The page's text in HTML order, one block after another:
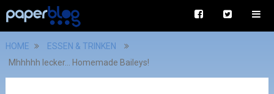
HOME
ESSEN & TRINKEN
Mhhhhh lecker... Homemade Baileys!